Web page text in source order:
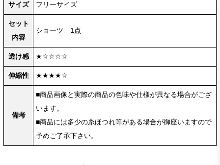
サイズ フリーサイズ
セット
内容
ショーツ 1点
透け感 ★☆☆☆☆
伸縮性 ★★★★☆
備考
■商品画像と実際の商品の色味や仕様が異なる場合がござ
います。
■商品には多少の糸ほつれ等がある場合が御座いますので
予めご了承下さい。